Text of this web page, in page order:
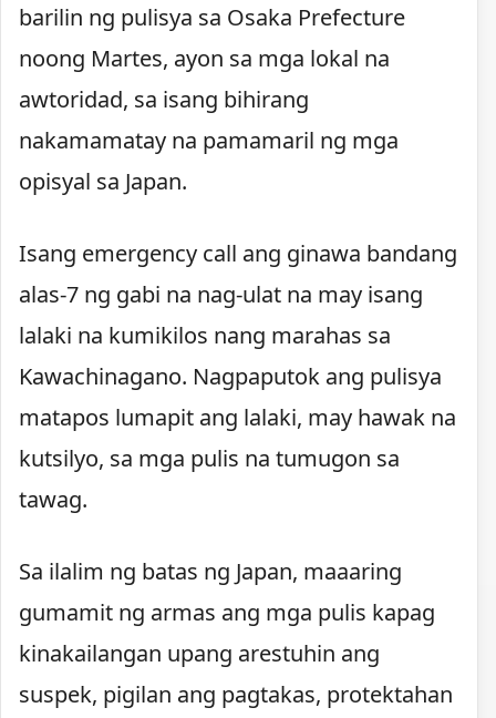
barilin ng pulisya sa Osaka Prefecture
noong Martes, ayon sa mga lokal na
awtoridad, sa isang bihirang
nakamamatay na pamamaril ng mga
opisyal sa Japan.
Isang emergency call ang ginawa bandang
alas-7 ng gabi na nag-ulat na may isang
lalaki na kumikilos nang marahas sa
Kawachinagano. Nagpaputok ang pulisya
matapos lumapit ang lalaki, may hawak na
kutsilyo, sa mga pulis na tumugon sa
tawag.
Sa ilalim ng batas ng Japan, maaaring
gumamit ng armas ang mga pulis kapag
kinakailangan upang arestuhin ang
suspek, pigilan ang pagtakas, protektahan